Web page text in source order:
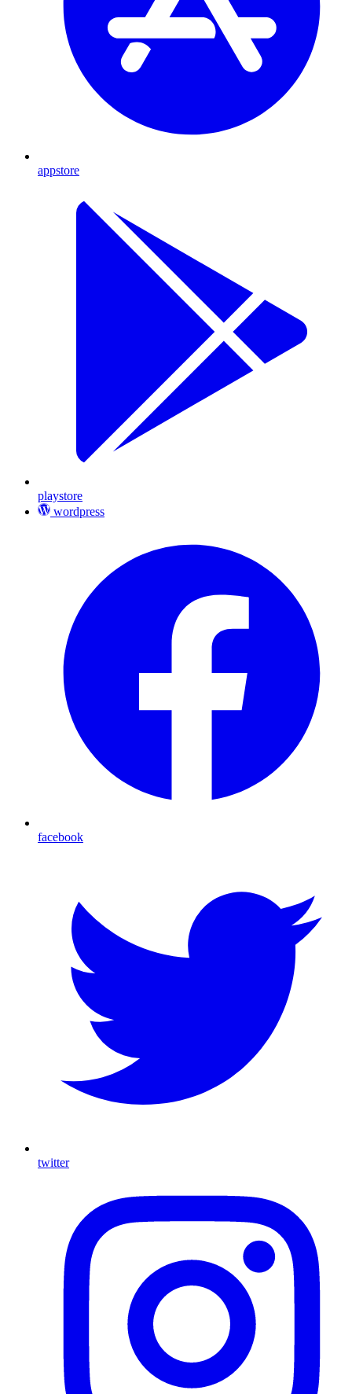
appstore
playstore
wordpress
facebook
twitter